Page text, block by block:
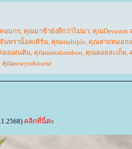
อมกร, คุณมาช้ายังดีกว่าไม่มา, คุณDevastar,
นทราน็อคเทิร์น, คุณmultiple, คุณสายหมอก
งแผ่นดิน, คุณmariabamboo, คุณดอยสะเก็ด,
คุณnewyorknurse
คลิกที่นี่ค่ะ